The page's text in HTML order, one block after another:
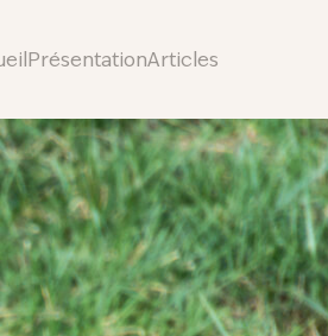
PrésentationArticles